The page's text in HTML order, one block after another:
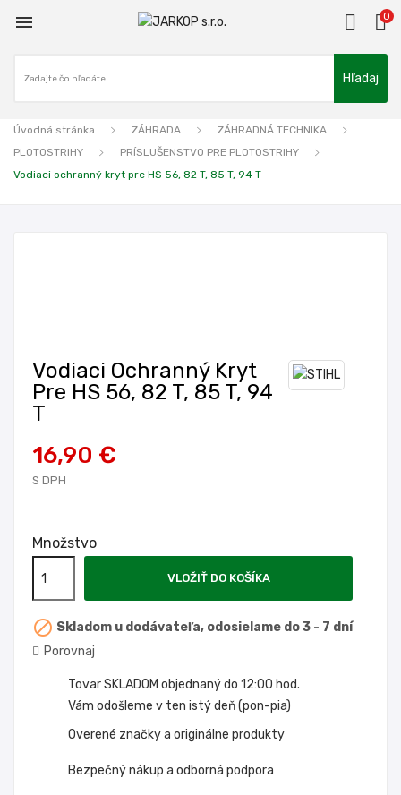
 0
Hľadaj
Úvodná stránka ZÁHRADA
ZÁHRADNÁ TECHNIKA
PLOTOSTRIHY
PRÍSLUŠENSTVO PRE PLOTOSTRIHY
Vodiaci ochranný kryt pre HS 56, 82 T, 85 T, 94 T
Vodiaci Ochranný Kryt
Pre HS 56, 82 T, 85 T, 94
T
16,90 €
S DPH
Množstvo
VLOŽIŤ DO KOŠÍKA
 Skladom u dodávateľa, odosielame do 3 - 7 dní
Porovnaj
Tovar SKLADOM objednaný do 12:00 hod.
Vám odošleme v ten istý deň (pon-pia)
Overené značky a originálne produkty
Bezpečný nákup a odborná podpora